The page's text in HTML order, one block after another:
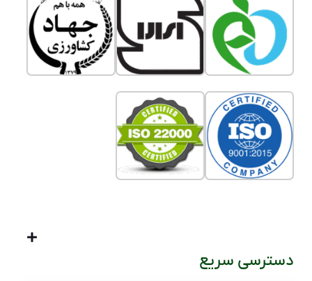
دسترسی سریع